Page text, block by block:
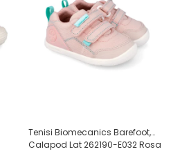
Tenisi Biomecanics Barefoot,
Calapod Lat 262190-E032 Rosa